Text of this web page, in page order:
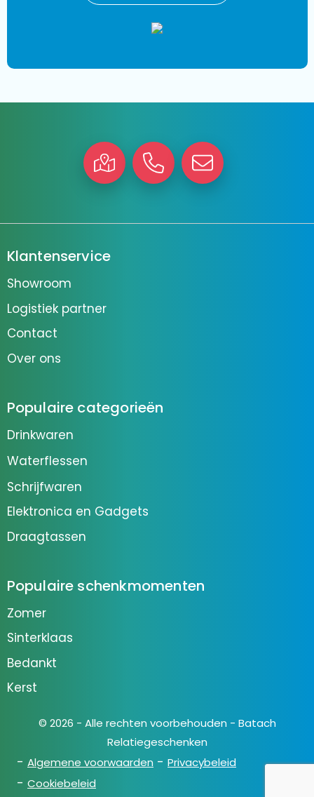
Klantenservice
Showroom
Logistiek partner
Contact
Over ons
Populaire categorieën
Drinkwaren
Waterflessen
Schrijfwaren
Elektronica en Gadgets
Draagtassen
Populaire schenkmomenten
Zomer
Sinterklaas
Bedankt
Kerst
© 2026 - Alle rechten voorbehouden - Batach
Relatiegeschenken
Algemene voorwaarden
Privacybeleid
Cookiebeleid